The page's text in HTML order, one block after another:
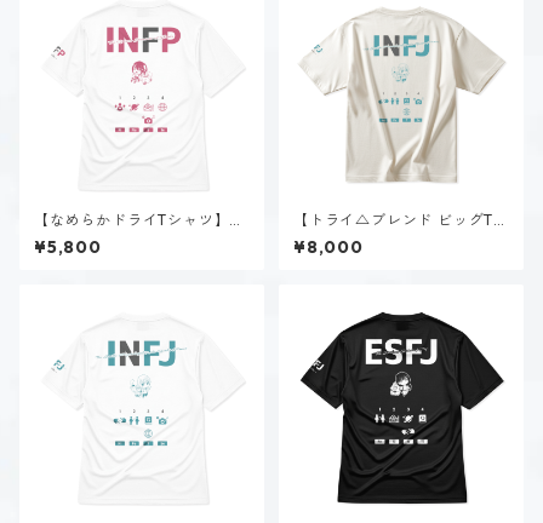
【なめらかドライTシャツ】夜
月 夢乃（INFP）｜ホワイト
¥5,800
【トライ△ブレンド ビッグTシ
ャツ】神道 いのり（INFJ）｜
ヴィンテージオフホワイト
¥8,000